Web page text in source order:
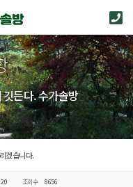
든다. 수가솔방
겠습니다.
조회수 8656